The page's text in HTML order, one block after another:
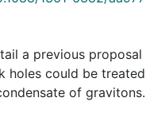
a previous
holes could be
of
Hilbert action